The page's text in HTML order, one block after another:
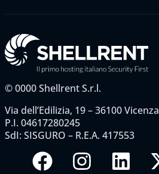
©0000Shellrent S.r.l.
Via dell’Edilizia, 19 – 36100 Vicenza
P.I. 04617280245
SdI: SISGURO – R.E.A. 417553